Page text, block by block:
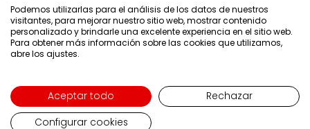
Ajuda
Compres
Contacte
Podemos utilizarlas para el análisis de los datos de nuestros
visitantes, para mejorar nuestro sitio web, mostrar contenido
personalizado y brindarle una excelente experiencia en el sitio web.
Para obtener más información sobre las cookies que utilizamos,
abre los ajustes.
Aceptar todo
Rechazar
Configurar cookies